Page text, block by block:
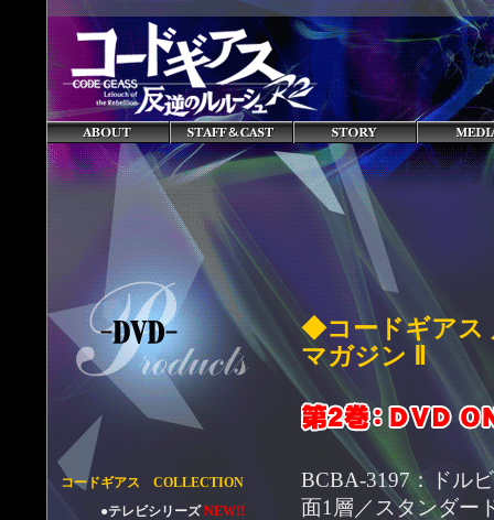
コードギアス COLLECTION
●テレビシリーズ NEW!!
◆コードギアス
マガジン Ⅱ
BCBA-3197：ドル
面1層／スタンダー